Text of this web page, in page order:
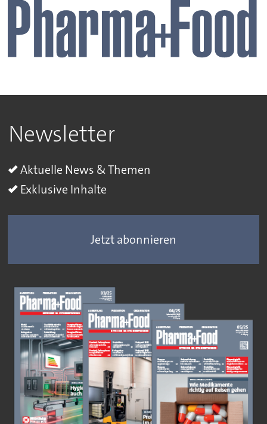
Newsletter
Aktuelle News & Themen
Exklusive Inhalte
Jetzt abonnieren